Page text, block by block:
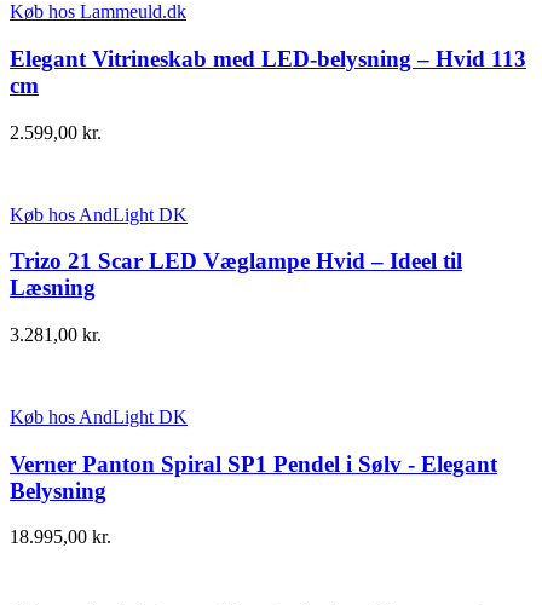
Køb hos Lammeuld.dk
Elegant Vitrineskab med LED-belysning – Hvid 113
cm
2.599,00 kr.
Køb hos AndLight DK
Trizo 21 Scar LED Væglampe Hvid – Ideel til
Læsning
3.281,00 kr.
Køb hos AndLight DK
Verner Panton Spiral SP1 Pendel i Sølv - Elegant
Belysning
18.995,00 kr.